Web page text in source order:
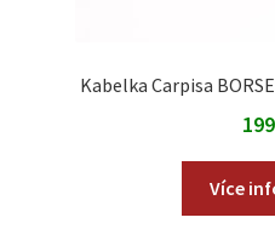
Kabelka Carpisa
199
Více